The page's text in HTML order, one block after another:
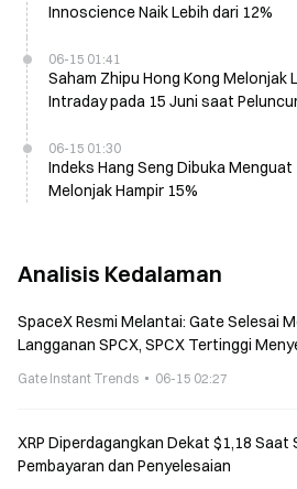
Innoscience Naik Lebih dari 12%
06-15 01:41
Saham Zhipu Hong Kong Melonjak
Intraday pada 15 Juni saat
06-15 01:30
Indeks Hang Seng Dibuka Menguat
Melonjak Hampir 15%
Analisis Kedalaman
SpaceX Resmi Melantai: Gate Selesai
Langganan SPCX, SPCX Tertinggi
Gate Instant Trends 06-15 02:27
XRP Diperdagangkan Dekat $1,18
Pembayaran dan Penyelesaian